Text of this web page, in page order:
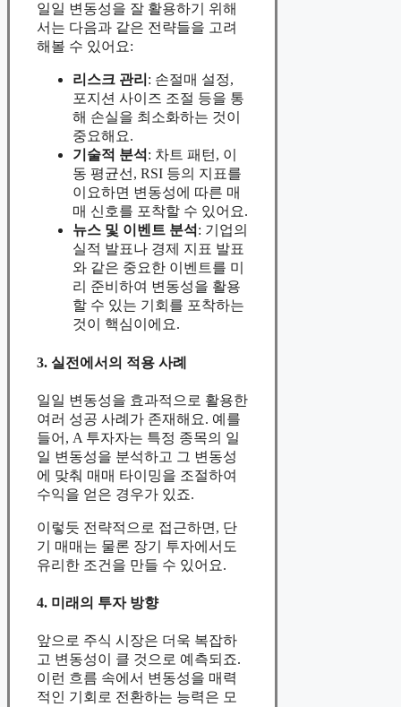
일일 변동성을 잘 활용하기 위해
서는 다음과 같은 전략들을 고려
해볼 수 있어요:
리스크 관리 : 손절매 설정,
포지션 사이즈 조절 등을 통
해 손실을 최소화하는 것이
중요해요.
기술적 분석 : 차트 패턴, 이
동 평균선, RSI 등의 지표를
이요하면 변동성에 따른 매
매 신호를 포착할 수 있어요.
뉴스 및 이벤트 분석 : 기업의
실적 발표나 경제 지표 발표
와 같은 중요한 이벤트를 미
리 준비하여 변동성을 활용
할 수 있는 기회를 포착하는
것이 핵심이에요.
3. 실전에서의 적용 사례
일일 변동성을 효과적으로 활용한
여러 성공 사례가 존재해요. 예를
들어, A 투자자는 특정 종목의 일
일 변동성을 분석하고 그 변동성
에 맞춰 매매 타이밍을 조절하여
수익을 얻은 경우가 있죠.
이렇듯 전략적으로 접근하면, 단
기 매매는 물론 장기 투자에서도
유리한 조건을 만들 수 있어요.
4. 미래의 투자 방향
앞으로 주식 시장은 더욱 복잡하
고 변동성이 클 것으로 예측되죠.
이런 흐름 속에서 변동성을 매력
적인 기회로 전환하는 능력은 모